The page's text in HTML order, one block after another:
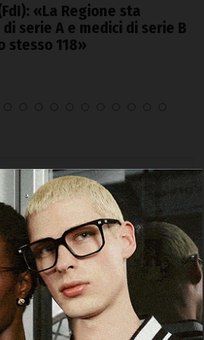
«La Regione sta
serie A e medici di serie B
stesso 118»
X YouTube